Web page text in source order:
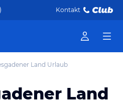
Kontakt
Land Urlaub
Land